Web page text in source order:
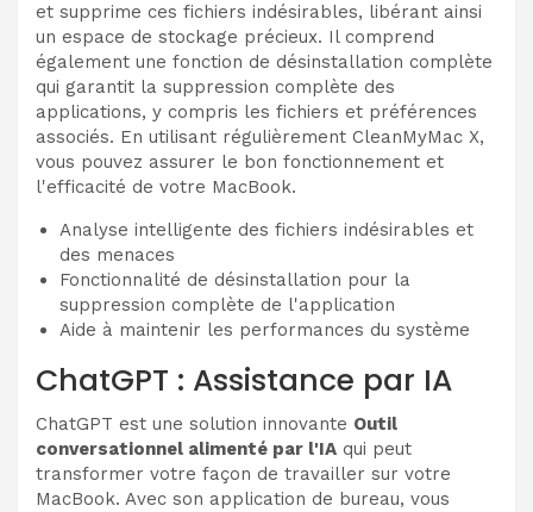
et supprime ces fichiers indésirables, libérant ainsi
un espace de stockage précieux. Il comprend
également une fonction de désinstallation complète
qui garantit la suppression complète des
applications, y compris les fichiers et préférences
associés. En utilisant régulièrement CleanMyMac X,
vous pouvez assurer le bon fonctionnement et
l'efficacité de votre MacBook.
Analyse intelligente des fichiers indésirables et
des menaces
Fonctionnalité de désinstallation pour la
suppression complète de l'application
Aide à maintenir les performances du système
ChatGPT : Assistance par IA
ChatGPT est une solution innovante Outil
conversationnel alimenté par l'IA qui peut
transformer votre façon de travailler sur votre
MacBook. Avec son application de bureau, vous